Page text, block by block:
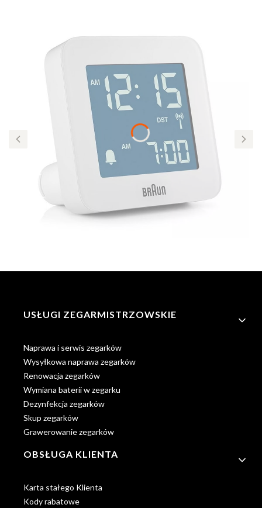
Linki w stopce
USŁUGI ZEGARMISTRZOWSKIE
Naprawa i serwis zegarków
Wysyłkowa naprawa zegarków
Renowacja zegarków
Wymiana baterii w zegarku
Dezynfekcja zegarków
Skup zegarków
Grawerowanie zegarków
OBSŁUGA KLIENTA
Karta stałego Klienta
Kody rabatowe